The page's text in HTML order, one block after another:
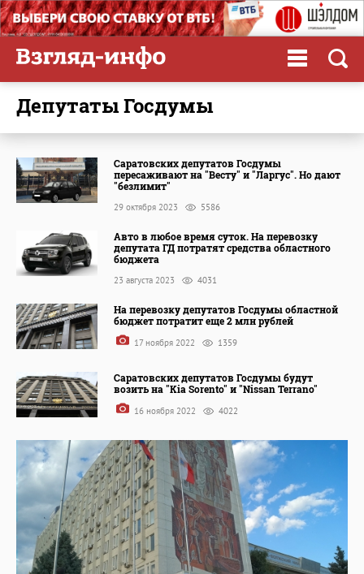
депутаты Госдумы
Саратовских депутатов Госдумы
пересаживают на "Весту" и "Ларгус". Но дают
"безлимит"
29 октября 2023 5586
Авто в любое время суток. На перевозку
депутата ГД потратят средства областного
бюджета
23 августа 2023 4031
На перевозку депутатов Госдумы областной
бюджет потратит еще 2 млн рублей
17 ноября 2022 1359
Саратовских депутатов Госдумы будут
возить на "Kia Sorento" и "Nissan Terrano"
16 ноября 2022 4022